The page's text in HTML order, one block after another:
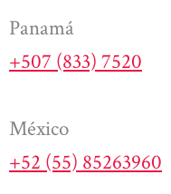
Panamá
+507 (833) 7520
México
+52 (55) 85263960